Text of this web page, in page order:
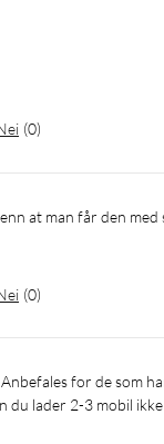
120 W maks.
(0)
(0)
du lader 2-3 mobil